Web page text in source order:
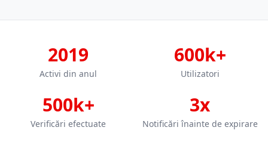
2019
Activi din anul
600k+
Utilizatori
500k+
Verificări efectuate
3x
Notificări înainte de expirare